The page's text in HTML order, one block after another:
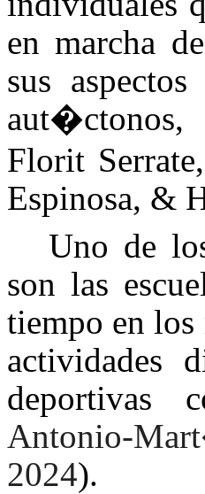
en marcha
sus
Florit
Espinosa, &
Uno de
son las
tiempo en
actividades
deportivas
Antonio-
2024).